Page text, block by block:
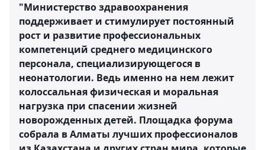
"Министерство здравоохранения
поддерживает и стимулирует постоянный
рост и развитие профессиональных
компетенций среднего медицинского
персонала, специализирующегося в
неонатологии. Ведь именно на нем лежит
колоссальная физическая и моральная
нагрузка при спасении жизней
новорожденных детей. Площадка форума
собрала в Алматы лучших профессионалов